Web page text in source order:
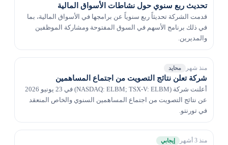
تحديث ربع سنوي حول نشاطات الأسواق المالية
قدمت الشركة تحديثاً ربع سنوياً عن برامجها في الأسواق المالية، بما
في ذلك برنامج الأسهم في السوق المفتوحة ومشاركة الموظفين
والمديرين.
منذ شهر محايد
شركة تعلن نتائج التصويت من اجتماع المساهمين
أعلنت شركة (NASDAQ: ELBM; TSX-V: ELBM) في 23 يونيو 2026
عن نتائج التصويت من اجتماع المساهمين السنوي والخاص المنعقد
في تورنتو.
منذ 3 أشهر إيجابي